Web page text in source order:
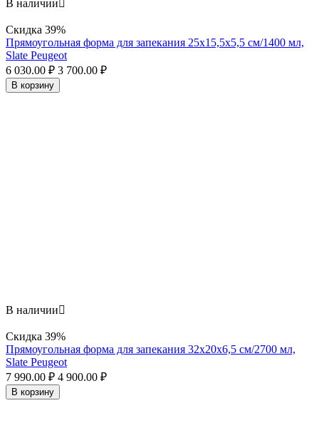
В наличии
Скидка 39%
Прямоугольная форма для запекания 25х15,5x5,5 см/1400 мл,
Slate Peugeot
6 030.00 ₽ 3 700.00 ₽
В корзину
В наличии
Скидка 39%
Прямоугольная форма для запекания 32х20x6,5 см/2700 мл,
Slate Peugeot
7 990.00 ₽ 4 900.00 ₽
В корзину